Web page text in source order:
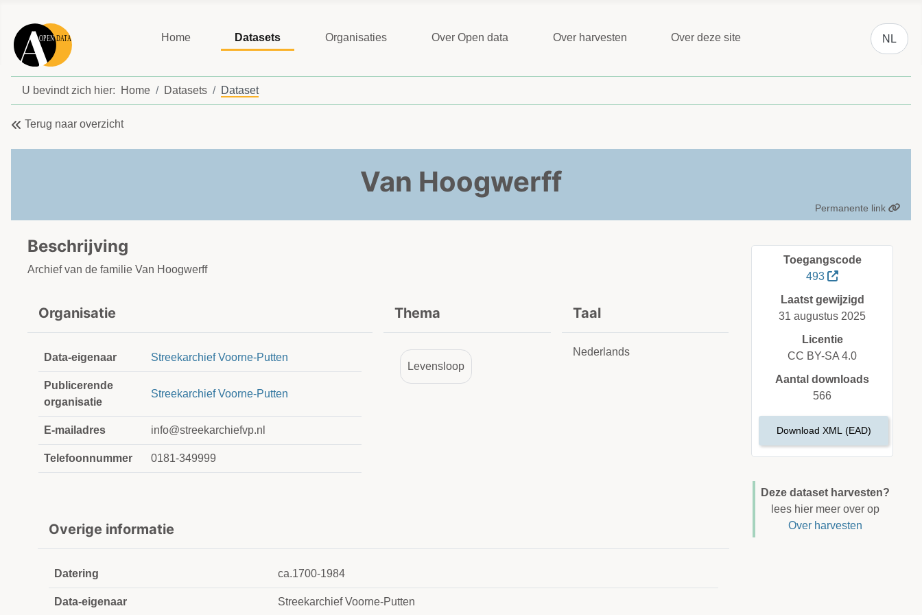
Home Datasets Organisaties Over Open data Over harvesten Over deze site
Selecteer
NL
U bevindt zich hier: Home Datasets Dataset
Terug naar overzicht
Van Hoogwerff
Permanente link
Beschrijving
Archief van de familie Van Hoogwerff
Organisatie
Data-eigenaar Streekarchief Voorne-Putten
Publicerende
organisatie
Streekarchief Voorne-Putten
E-mailadres info@streekarchiefvp.nl
Telefoonnummer 0181-349999
Thema
Levensloop
Taal
Nederlands
Overige informatie
Datering ca.1700-1984
Data-eigenaar Streekarchief Voorne-Putten
Toegangscode
493
Laatst gewijzigd
31 augustus 2025
Licentie
CC BY-SA 4.0
Aantal downloads
566
Download XML (EAD)
Deze dataset harvesten?
lees hier meer over op
Over harvesten